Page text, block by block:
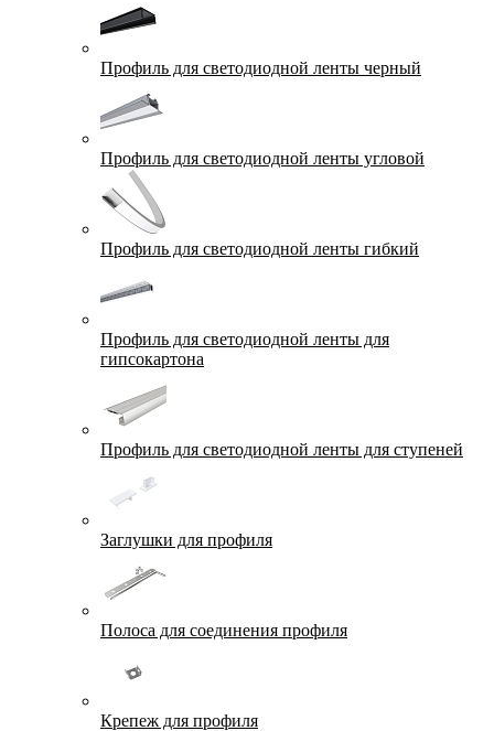
Профиль для светодиодной ленты черный
Профиль для светодиодной ленты угловой
Профиль для светодиодной ленты гибкий
Профиль для светодиодной ленты для
гипсокартона
Профиль для светодиодной ленты для ступеней
Заглушки для профиля
Полоса для соединения профиля
Крепеж для профиля